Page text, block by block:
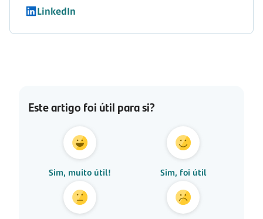
LinkedIn
Este artigo foi útil para si?
Sim, muito útil! Sim, foi útil